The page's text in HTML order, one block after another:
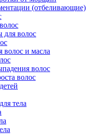
(отбеливающие)
волос
волос и масла
волос
волос
тела